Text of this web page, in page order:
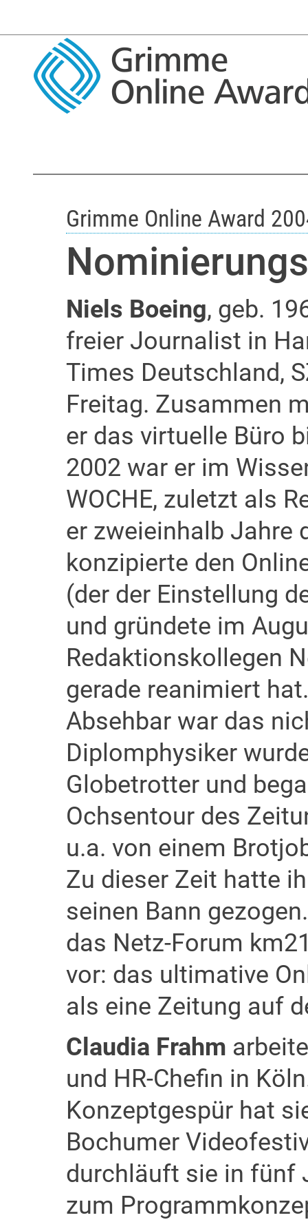
Grimme Online Award
Niels Boeing, geb.
freier Journalist in
Times Deutschland,
Freitag. Zusammen
er das virtuelle Büro
2002 war er im
WOCHE, zuletzt als
er zweieinhalb Jahre
konzipierte den
(der der Einstellung
und gründete im
Redaktionskollegen
gerade reanimiert hat.
Absehbar war das
Diplomphysiker
Globetrotter und
Ochsentour des
u.a. von einem
Zu dieser Zeit hatte
seinen Bann
das Netz-Forum
vor: das ultimative
als eine Zeitung auf
Claudia Frahm
und HR-Chefin in
Konzeptgespür hat
Bochumer
durchläuft sie in fünf
zum